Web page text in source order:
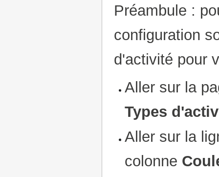
Préambule :
configuration
d'activité pour
Aller sur la
Types
Aller sur la
colonne